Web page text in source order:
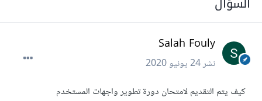
Salah Fouly
نشر24 يونيو 2020
كيف يتم التقديم لامتحان دورة تطوير واجهات المستخدم